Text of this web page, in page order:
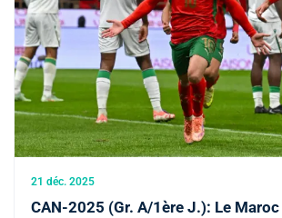
21 déc. 2025
CAN-2025 (Gr. A/1ère J.): Le Maroc